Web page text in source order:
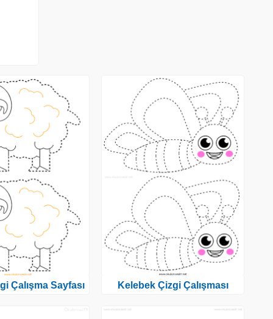
Çalışma Sayfası Kelebek Çizgi Çalışması